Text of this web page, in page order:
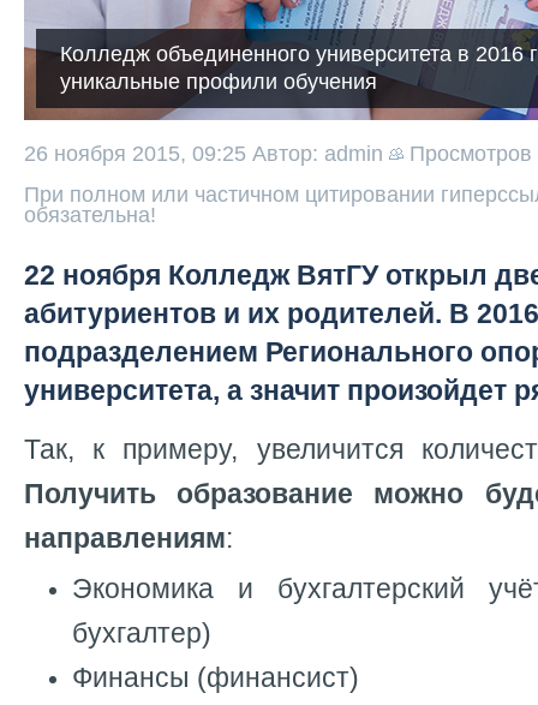
Колледж объединенного университета в 2016
уникальные профили обучения
26 ноября 2015, 09:25 Автор: admin
Просмотров
При полном или частичном цитировании
обязательна!
22 ноября Колледж ВятГУ открыл
абитуриентов и их родителей. В
подразделением Регионального
университета, а значит произойдет
Так, к примеру, увеличится
Получить образование можно
направлениям:
Экономика и бухгалтерский
бухгалтер)
Финансы (финансист)